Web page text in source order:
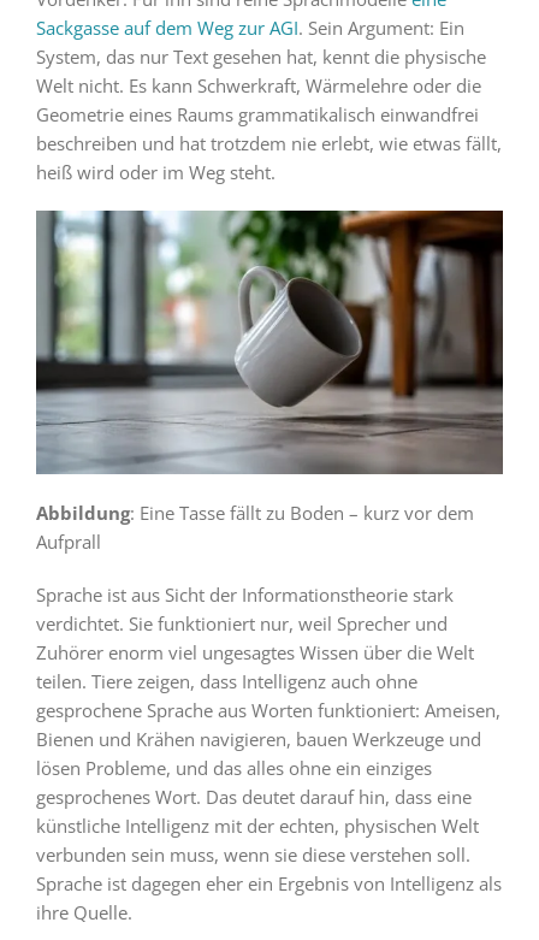
Sackgasse auf dem Weg zur AGI. Sein Argument: Ein
System, das nur Text gesehen hat, kennt die physische
Welt nicht. Es kann Schwerkraft, Wärmelehre oder die
Geometrie eines Raums grammatikalisch einwandfrei
beschreiben und hat trotzdem nie erlebt, wie etwas fällt,
heiß wird oder im Weg steht.
Abbildung: Eine Tasse fällt zu Boden – kurz vor dem
Aufprall
Sprache ist aus Sicht der Informationstheorie stark
verdichtet. Sie funktioniert nur, weil Sprecher und
Zuhörer enorm viel ungesagtes Wissen über die Welt
teilen. Tiere zeigen, dass Intelligenz auch ohne
gesprochene Sprache aus Worten funktioniert: Ameisen,
Bienen und Krähen navigieren, bauen Werkzeuge und
lösen Probleme, und das alles ohne ein einziges
gesprochenes Wort. Das deutet darauf hin, dass eine
künstliche Intelligenz mit der echten, physischen Welt
verbunden sein muss, wenn sie diese verstehen soll.
Sprache ist dagegen eher ein Ergebnis von Intelligenz als
ihre Quelle.